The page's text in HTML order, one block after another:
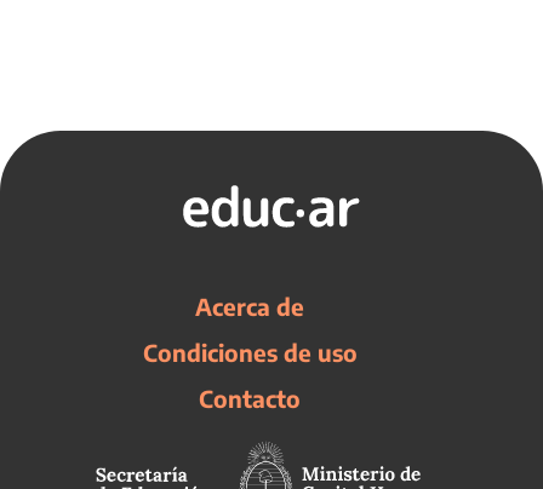
Acerca de
Condiciones de uso
Contacto